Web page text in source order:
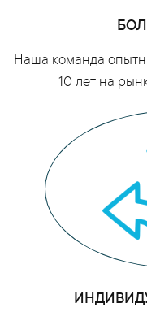
Наша команда
10 лет на